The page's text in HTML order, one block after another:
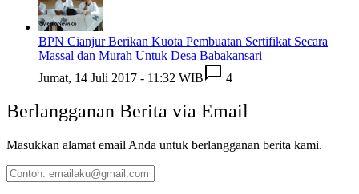
BPN Cianjur Berikan Kuota Pembuatan Sertifikat Secara
Massal dan Murah Untuk Desa Babakansari
Jumat, 14 Juli 2017 - 11:32 WIB
4
Berlangganan Berita via Email
Masukkan alamat email Anda untuk berlangganan berita kami.
Contoh:
emailaku@gmail.com